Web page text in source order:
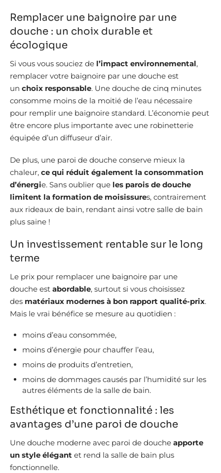
Remplacer une baignoire par une
douche : un choix durable et
écologique
Si vous vous souciez de l’impact environnemental,
remplacer votre baignoire par une douche est
un choix responsable. Une douche de cinq minutes
consomme moins de la moitié de l’eau nécessaire
pour remplir une baignoire standard. L’économie peut
être encore plus importante avec une robinetterie
équipée d’un diffuseur d’air.
De plus, une paroi de douche conserve mieux la
chaleur, ce qui réduit également la consommation
d’énergie. Sans oublier que les parois de douche
limitent la formation de moisissures, contrairement
aux rideaux de bain, rendant ainsi votre salle de bain
plus saine !
Un investissement rentable sur le long
terme
Le prix pour remplacer une baignoire par une
douche est abordable, surtout si vous choisissez
des matériaux modernes à bon rapport qualité-prix.
Mais le vrai bénéfice se mesure au quotidien :
moins d’eau consommée,
moins d’énergie pour chauffer l’eau,
moins de produits d’entretien,
moins de dommages causés par l’humidité sur les
autres éléments de la salle de bain.
Esthétique et fonctionnalité : les
avantages d’une paroi de douche
Une douche moderne avec paroi de douche apporte
un style élégant et rend la salle de bain plus
fonctionnelle.